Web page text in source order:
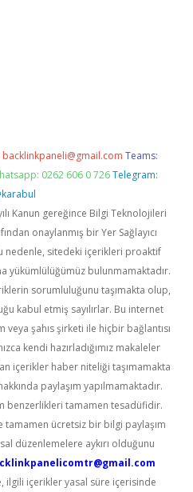
backlinkpaneli@gmail.com Teams:
0262 606 0 726 Telegram:
Kanun gereğince Bilgi Teknolojileri
onaylanmış bir Yer Sağlayıcı
nedenle, sitedeki içerikleri proaktif
yükümlülüğümüz bulunmamaktadır.
sorumluluğunu taşımakta olup,
kabul etmiş sayılırlar. Bu internet
şahıs şirketi ile hiçbir bağlantısı
kendi hazırladığımız makaleler
içerikler haber niteliği taşımamakta
paylaşım yapılmamaktadır.
benzerlikleri tamamen tesadüfidir.
tamamen ücretsiz bir bilgi paylaşım
düzenlemelere aykırı olduğunu
ilgili içerikler yasal süre içerisinde